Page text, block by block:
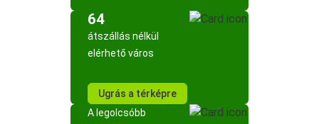
64
átszállás nélkül
elérhető város
Ugrás a térképre
A legolcsóbb